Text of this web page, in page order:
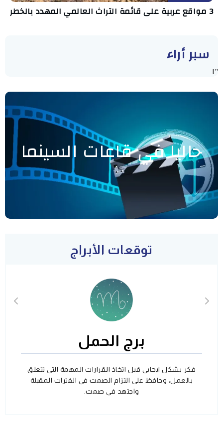
3 مواقع عربية على قائمة التراث العالمي المهدد بالخطر
سبر أراء
"]
حاليا في قاعات السينما
توقعات الأبراج
برج الحمل
فكر بشكل ايجابي قبل اتخاذ القرارات المهمة التي تتعلق
بالعمل، وحافظ على التزام الصمت في الفترات المقبلة
واجتهد في صمت.